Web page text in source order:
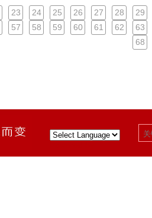
23 24 25 26 27 28 29
57 58 59 60 61 62 63
68